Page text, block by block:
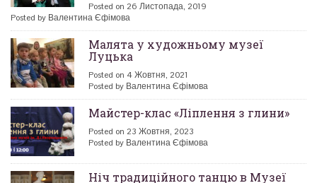
Posted on 26 Листопада, 2019
Posted by Валентина Єфімова
Малята у художньому музеї
Луцька
Posted on 4 Жовтня, 2021
Posted by Валентина Єфімова
Майстер-клас «Ліплення з глини»
Posted on 23 Жовтня, 2023
Posted by Валентина Єфімова
Ніч традиційного танцю в Музеї